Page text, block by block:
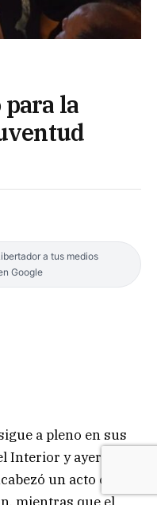
la
a tus medios
Google
a pleno en sus
Interior y ayer fue el
un acto en el